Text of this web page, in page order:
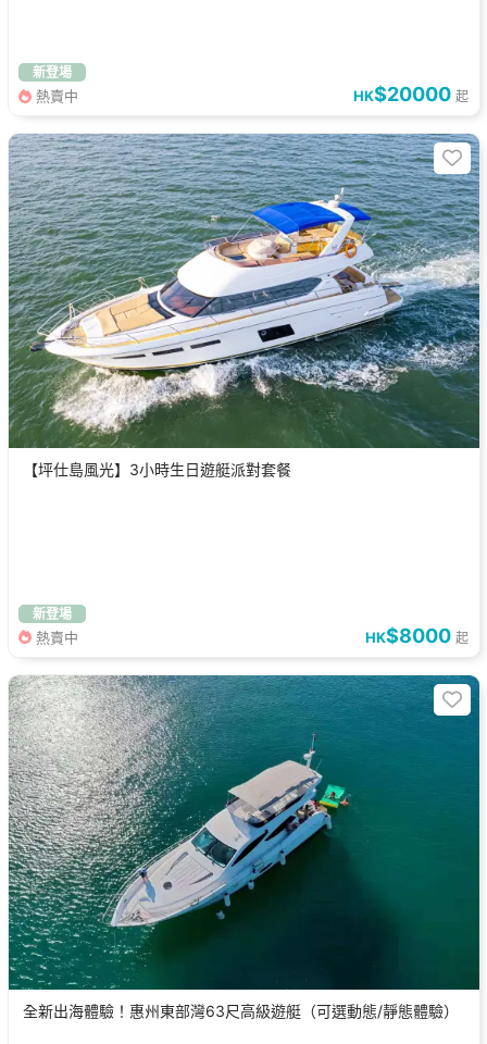
新登場
熱賣中 HK$20000 起
【坪仕島風光】3小時生日遊艇派對套餐
新登場
熱賣中 HK$8000 起
全新出海體驗！惠州東部灣63尺高級遊艇（可選動態/靜態體驗）